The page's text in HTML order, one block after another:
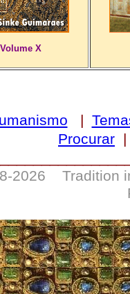
Volume X
|
Procurar |
2026 Tradition